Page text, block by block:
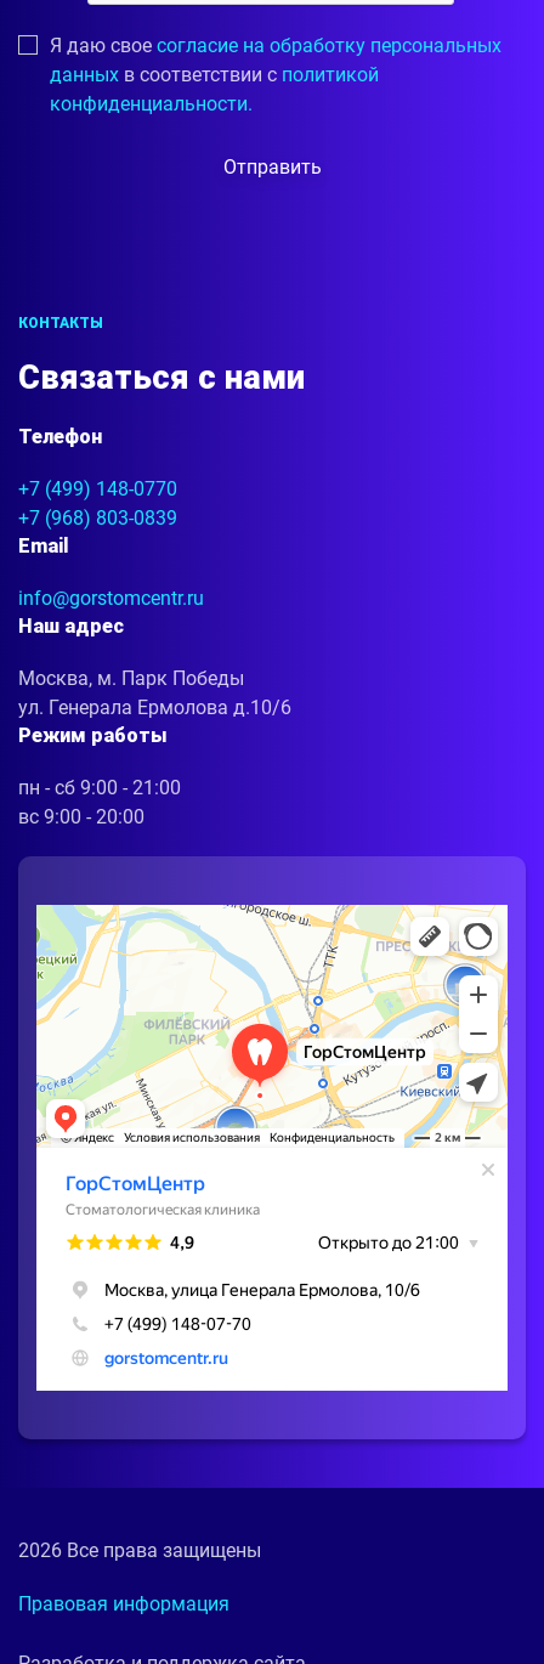
Я даю свое согласие на обработку персональных
данных в соответствии с политикой
конфиденциальности.
Отправить
КОНТАКТЫ
Связаться с нами
Телефон
+7 (499) 148-0770
+7 (968) 803-0839
Email
info@gorstomcentr.ru
Наш адрес
Москва, м. Парк Победы
ул. Генерала Ермолова д.10/6
Режим работы
пн - сб 9:00 - 21:00
вс 9:00 - 20:00
2026 Все права защищены
Правовая информация